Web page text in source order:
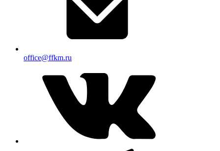
office@ffkm.ru